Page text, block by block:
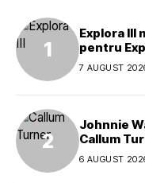
Explora III
pentru
7 AUGUST
Johnnie
Callum
global al
6 AUGUST